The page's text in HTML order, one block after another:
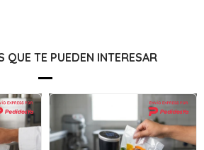
QUE TE PUEDEN INTERESAR